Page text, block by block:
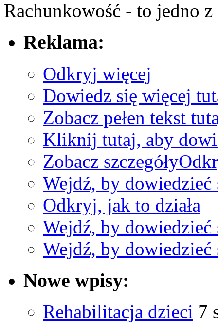
Rachunkowość - to jedno
Reklama:
Odkryj więcej
Dowiedz się więcej
Zobacz pełen tekst
Kliknij tutaj, aby
Zobacz szczegóły
Wejdź, by dowiedzieć
Odkryj, jak to działa
Wejdź, by dowiedzieć
Wejdź, by dowiedzieć
Nowe wpisy:
Rehabilitacja dzieci 7